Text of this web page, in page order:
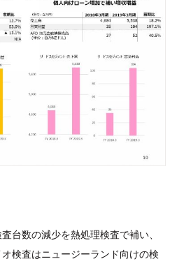
台数の減少を熱処理検査で補い、
検査はニュージーランド向けの検